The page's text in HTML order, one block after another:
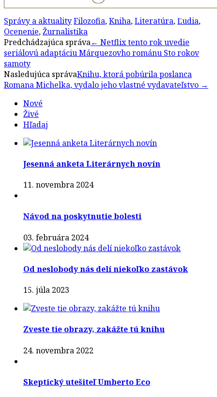
Správy a aktualityFilozofia,Kniha,Literatúra,Ľudia,
Ocenenie,Žurnalistika
Post
navigation
Predchádzajúca správa← Netflix tento rok uvedie
seriálovú adaptáciu Márquezovho románu Sto rokov
samoty
Nasledujúca správaKnihu, ktorá pobúrila poslanca
Romana Michelka, vydalo jeho vlastné vydavateľstvo →
Nové
Živé
Hľadaj
Jesenná anketa Literárnych novín
11. novembra 2024
Návod na poskytnutie bolesti
03. februára 2024
Od neslobody nás delí niekoľko zastávok
15. júla 2023
Zveste tie obrazy, zakážte tú knihu
24. novembra 2022
Skeptický utešiteľ Umberto Eco